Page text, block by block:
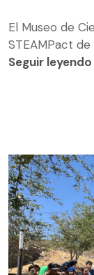
El Museo de
STEAMPact de
Seguir leyendo